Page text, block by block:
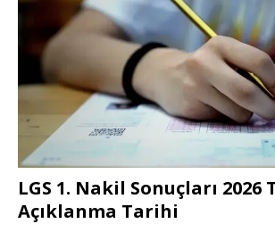
LGS 1. Nakil Sonuçları 2026
Açıklanma Tarihi